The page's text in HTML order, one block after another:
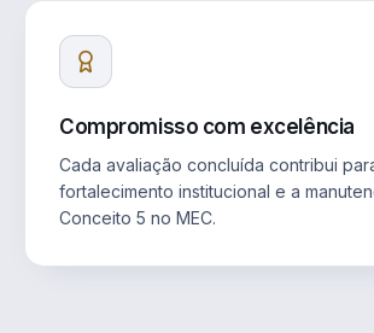
Compromisso com excelência
Cada avaliação concluída contribui
fortalecimento institucional e a
Conceito 5 no MEC.